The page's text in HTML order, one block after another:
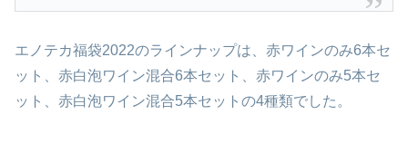
エノテカ福袋2022のラインナップは、赤ワインのみ6本セ
ット、赤白泡ワイン混合6本セット、赤ワインのみ5本セ
ット、赤白泡ワイン混合5本セットの4種類でした。